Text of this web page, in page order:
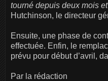
tourné depuis deux mois
Hutchinson, le directeur
Ensuite, une phase de
effectuée. Enfin, le
prévu pour début d’avril,
Par la rédaction